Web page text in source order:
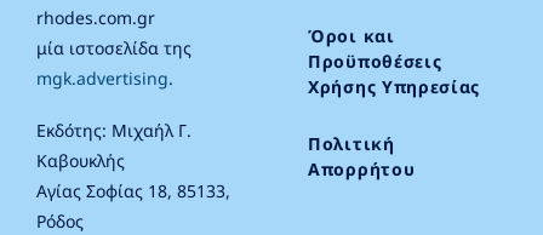
rhodes.com.gr
μία ιστοσελίδα της
mgk.advertising.
Εκδότης: Μιχαήλ Γ.
Καβουκλής
Αγίας Σοφίας 18, 85133,
Ρόδος
Όροι και
Προϋποθέσεις
Χρήσης Υπηρεσίας
Πολιτική
Απορρήτου